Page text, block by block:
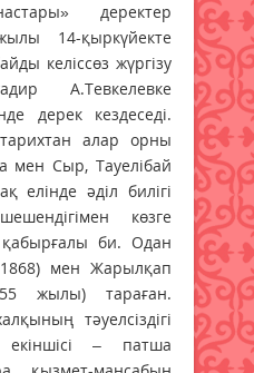
деректер
14-қыркүйекте
келіссөз жүргізу
А.Тевкелевке
дерек кездеседі.
алар орны
мен Сыр, Тауелібай
елінде әділ билігі
көзге
қабырғалы би. Одан
мен Жарылқап
жылы) тараған.
тәуелсіздігі
– патша